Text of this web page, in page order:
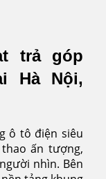
trả góp
Hà Nội,
ô tô điện siêu
ấn tượng,
nhìn. Bên